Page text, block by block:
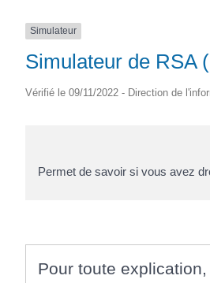
Simulateur
Simulateur de RSA
Vérifié le 09/11/2022 - Direction de
Permet de savoir si vous avez
Pour toute